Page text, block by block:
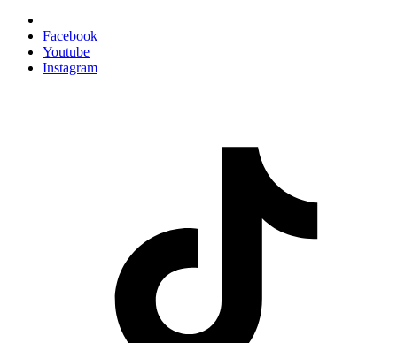
Facebook
Youtube
Instagram